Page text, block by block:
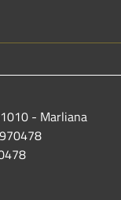
- Marliana